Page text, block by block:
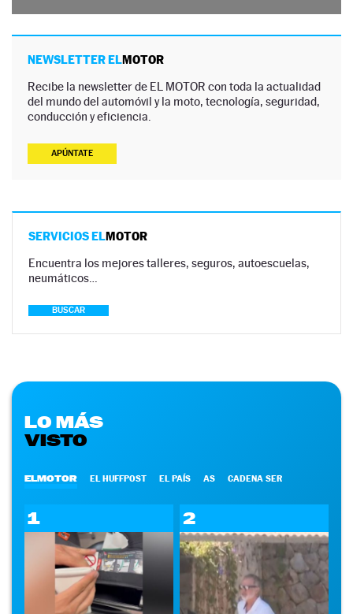
NEWSLETTER ELMOTOR
Recibe la newsletter de EL MOTOR con toda la actualidad
del mundo del automóvil y la moto, tecnología, seguridad,
conducción y eficiencia.
APÚNTATE
SERVICIOS ELMOTOR
Encuentra los mejores talleres, seguros, autoescuelas,
neumáticos…
BUSCAR
LO MÁS
VISTO
ELMOTOR EL HUFFPOST EL PAÍS AS CADENA SER
1 2